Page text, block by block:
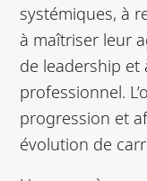
systémiques, à
à maîtriser leur
de leadership et
professionnel.
progression et
évolution de